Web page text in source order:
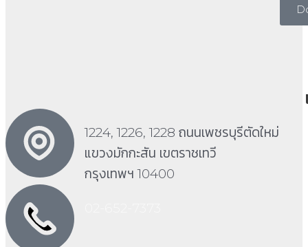
1224, 1226, 1228 ถนนเพชรบุรีตัดใหม่
แขวงมักกะสัน เขตราชเทวี
กรุงเทพฯ 10400